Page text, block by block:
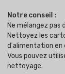
Notre conseil :
Ne mélangez pas
Nettoyez les
d'alimentation en
Vous pouvez
nettoyage.